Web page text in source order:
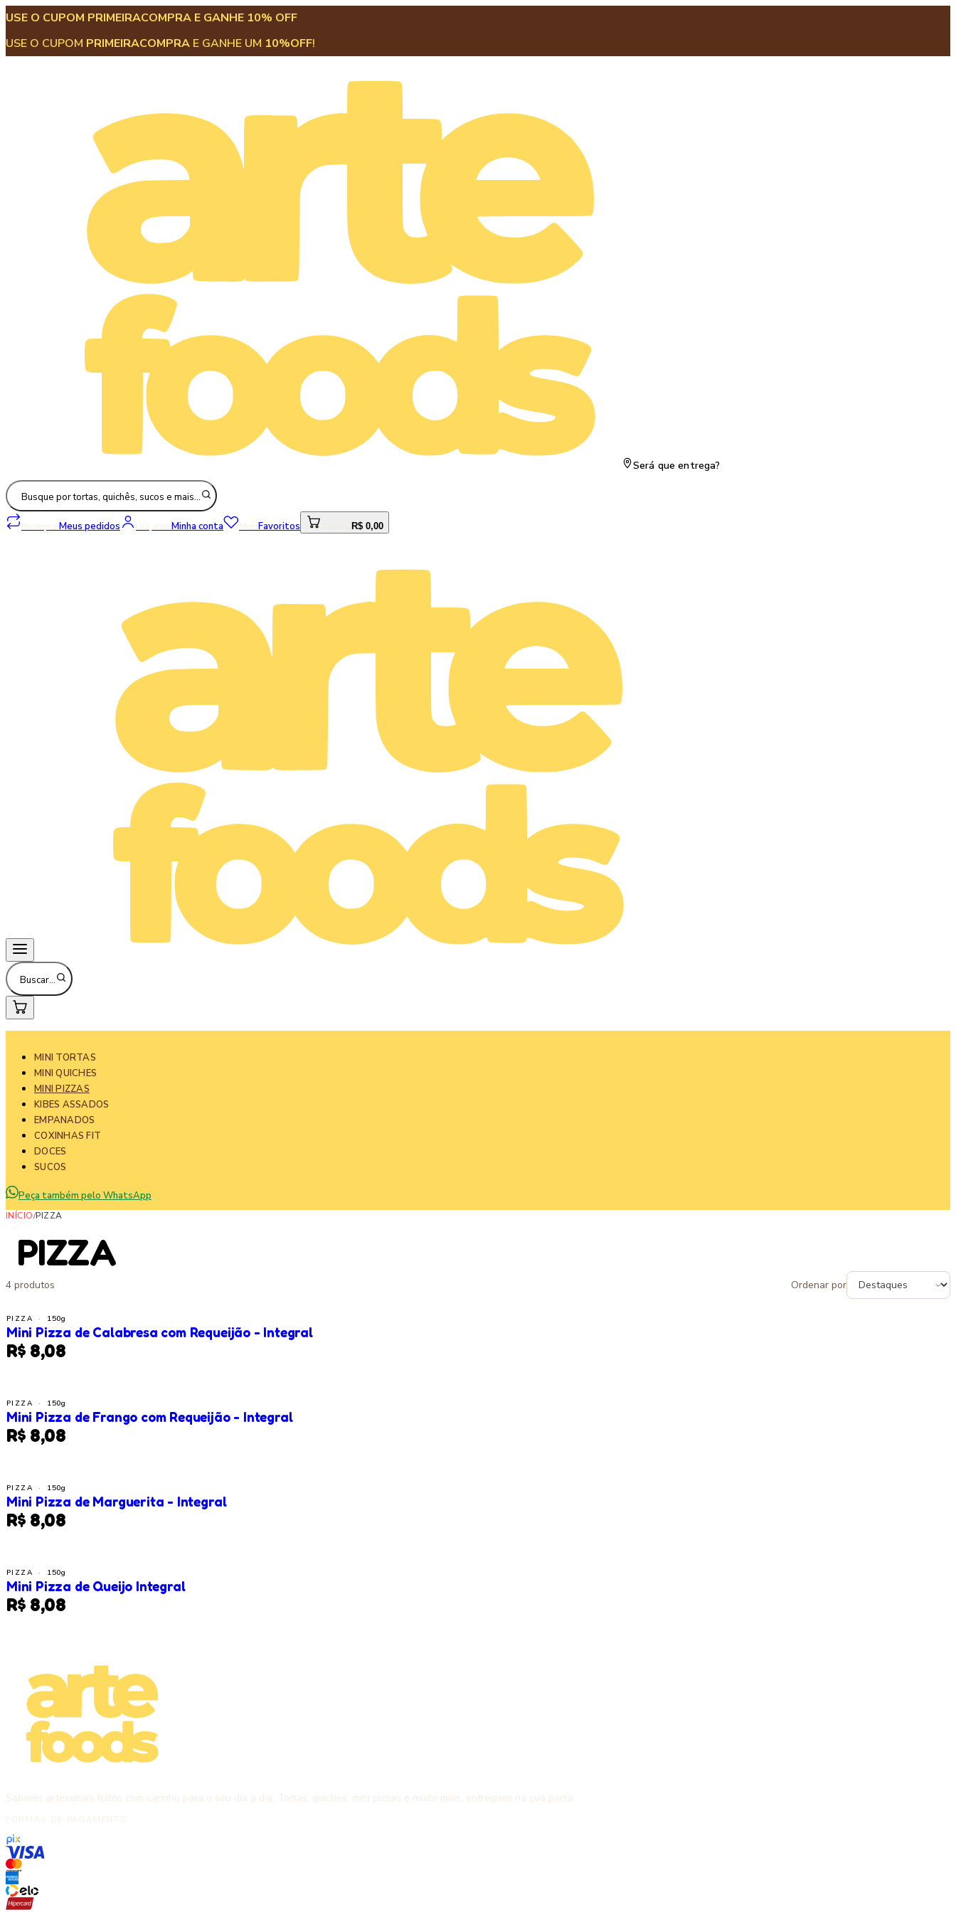
USE O CUPOM PRIMEIRACOMPRA E GANHE 10% OFF
USE O CUPOM PRIMEIRACOMPRA E GANHE UM 10%OFF!
Será que entrega?
Busque por tortas, quichês, sucos e mais…
Recomprar Meus pedidos Olá, entre Minha conta Meus Favoritos R$ 0,00
Buscar…
MINI TORTAS
MINI QUICHES
MINI PIZZAS
KIBES ASSADOS
EMPANADOS
COXINHAS FIT
DOCES
SUCOS
Peça também pelo WhatsApp
INÍCIO/PIZZA
PIZZA
4 produtos Ordenar por
PIZZA · 150g
Mini Pizza de Calabresa com Requeijão - Integral
R$ 8,08
PIZZA · 150g
Mini Pizza de Frango com Requeijão - Integral
R$ 8,08
PIZZA · 150g
Mini Pizza de Marguerita - Integral
R$ 8,08
PIZZA · 150g
Mini Pizza de Queijo Integral
R$ 8,08
Sabores artesanais feitos com carinho para o seu dia a dia. Tortas, quiches, mini pizzas e muito mais, entregues na sua porta.